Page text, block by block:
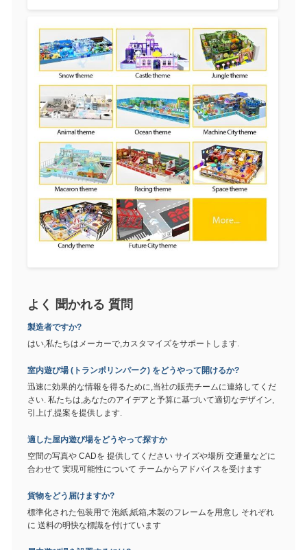
よく 聞かれる 質問
製造者ですか?
はい,私たちはメーカーで,カスタマイズをサポートします.
室内遊び場 (トランポリンパーク) をどうやって開けるか?
迅速に効果的な情報を得るために,当社の販売チームに連絡してくだ
さい. 私たちは,あなたのアイデアと予算に基づいて適切なデザイン,
引上げ,提案を提供します.
適した屋内遊び場をどうやって探すか
空間の写真や CADを 提供してください サイズや場所 交通量などに
合わせて 実現可能性について チームからアドバイスを受けます
貨物をどう届けますか?
標準化された包装用で 泡紙,紙箱,木製のフレームを用意し それぞれ
に 送料の明快な標識を付けています